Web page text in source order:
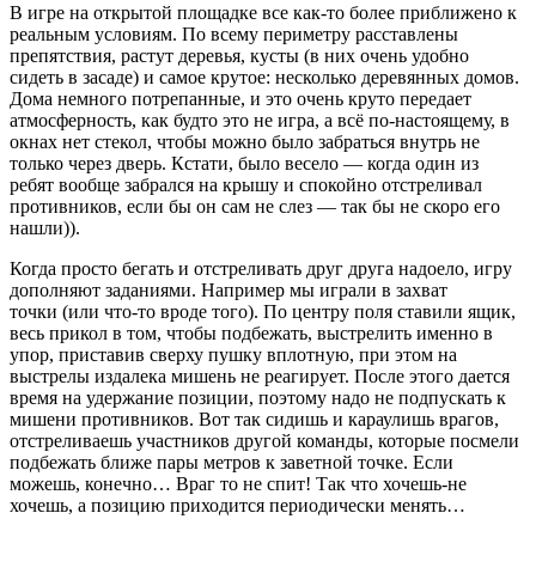
В игре на открытой площадке все как-то более приближено к
реальным условиям. По всему периметру расставлены
препятствия, растут деревья, кусты (в них очень удобно
сидеть в засаде) и самое крутое: несколько деревянных домов.
Дома немного потрепанные, и это очень круто передает
атмосферность, как будто это не игра, а всё по-настоящему, в
окнах нет стекол, чтобы можно было забраться внутрь не
только через дверь. Кстати, было весело — когда один из
ребят вообще забрался на крышу и спокойно отстреливал
противников, если бы он сам не слез — так бы не скоро его
нашли)).
Когда просто бегать и отстреливать друг друга надоело, игру
дополняют заданиями. Например мы играли в захват
точки (или что-то вроде того). По центру поля ставили ящик,
весь прикол в том, чтобы подбежать, выстрелить именно в
упор, приставив сверху пушку вплотную, при этом на
выстрелы издалека мишень не реагирует. После этого дается
время на удержание позиции, поэтому надо не подпускать к
мишени противников. Вот так сидишь и караулишь врагов,
отстреливаешь участников другой команды, которые посмели
подбежать ближе пары метров к заветной точке. Если
можешь, конечно… Враг то не спит! Так что хочешь-не
хочешь, а позицию приходится периодически менять…